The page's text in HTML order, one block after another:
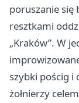
poruszanie się
resztkami
„Kraków”. W
szybki pościg i
żołnierzy